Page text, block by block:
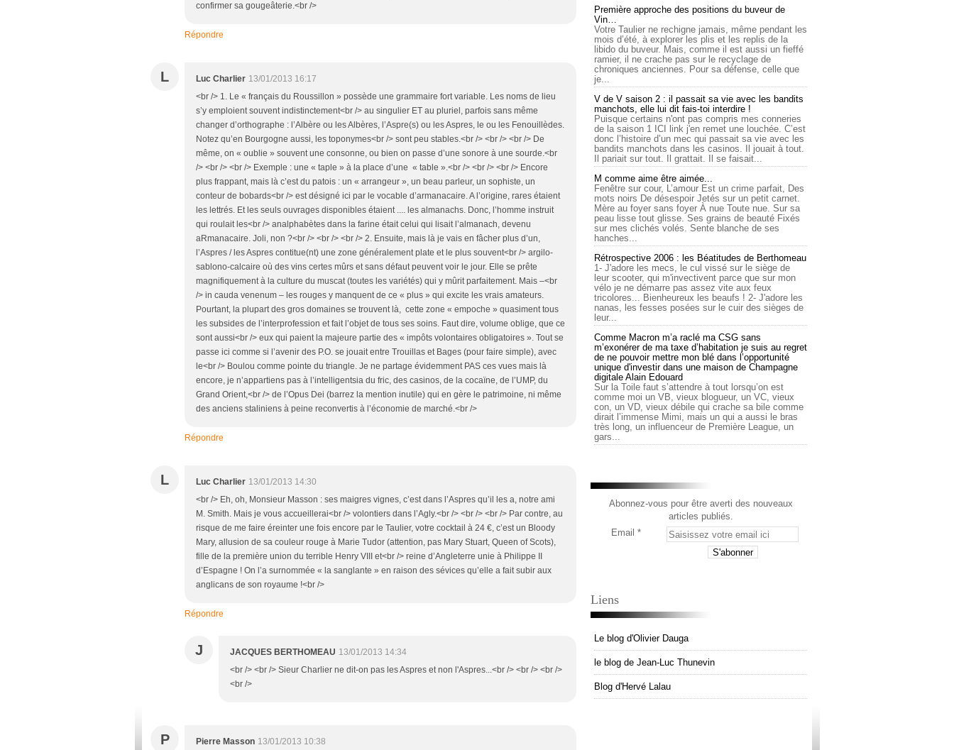
confirmer sa gougeâterie.<br />
Répondre
L Luc Charlier 13/01/2013 16:17
<br /> 1. Le « français du Roussillon » possède une grammaire fort variable. Les noms de lieu
s’y emploient souvent indistinctement<br /> au singulier ET au pluriel, parfois sans même
changer d’orthographe : l’Albère ou les Albères, l’Aspre(s) ou les Aspres, le ou les Fenouillèdes.
Notez qu’en Bourgogne aussi, les toponymes<br /> sont peu stables.<br /> <br /> <br /> De
même, on « oublie » souvent une consonne, ou bien on passe d’une sonore à une sourde.<br
/> <br /> <br /> Exemple : une « taple » à la place d’une « table ».<br /> <br /> <br /> Encore
plus frappant, mais là c’est du patois : un « arrangeur », un beau parleur, un sophiste, un
conteur de bobards<br /> est désigné ici par le vocable d’armanacaire. A l’origine, rares étaient
les lettrés. Et les seuls ouvrages disponibles étaient .... les almanachs. Donc, l’homme instruit
qui roulait les<br /> analphabètes dans la farine était celui qui lisait l’almanach, devenu
aRmanacaire. Joli, non ?<br /> <br /> <br /> 2. Ensuite, mais là je vais en fâcher plus d’un,
l’Aspres / les Aspres contitue(nt) une zone généralement plate et le plus souvent<br /> argilo-
sablono-calcaire où des vins certes mûrs et sans défaut peuvent voir le jour. Elle se prête
magnifiquement à la culture du muscat (toutes les variétés) qui y mûrit parfaitement. Mais –<br
/> in cauda venenum – les rouges y manquent de ce « plus » qui excite les vrais amateurs.
Pourtant, la plupart des gros domaines se trouvent là, cette zone « empoche » quasiment tous
les subsides de l’interprofession et fait l’objet de tous ses soins. Faut dire, volume oblige, que ce
sont aussi<br /> eux qui paient la majeure partie des « impôts volontaires obligatoires ». Tout se
passe ici comme si l’avenir des P.O. se jouait entre Trouillas et Bages (pour faire simple), avec
le<br /> Boulou comme pointe du triangle. Je ne partage évidemment PAS ces vues mais là
encore, je n’appartiens pas à l’intelligentsia du fric, des casinos, de la cocaïne, de l’UMP, du
Grand Orient,<br /> de l’Opus Dei (barrez la mention inutile) qui en gère le patrimoine, ni même
des anciens staliniens à peine reconvertis à l’économie de marché.<br />
Répondre
L Luc Charlier 13/01/2013 14:30
<br /> Eh, oh, Monsieur Masson : ses maigres vignes, c’est dans l’Aspres qu’il les a, notre ami
M. Smith. Mais je vous accueillerai<br /> volontiers dans l’Agly.<br /> <br /> <br /> Par contre, au
risque de me faire éreinter une fois encore par le Taulier, votre cocktail à 24 €, c’est un Bloody
Mary, allusion de sa couleur rouge à Marie Tudor (attention, pas Mary Stuart, Queen of Scots),
fille de la première union du terrible Henry VIII et<br /> reine d’Angleterre unie à Philippe II
d’Espagne ! On l’a surnommée « la sanglante » en raison des sévices qu’elle a fait subir aux
anglicans de son royaume !<br />
Répondre
J JACQUES BERTHOMEAU 13/01/2013 14:34
<br /> <br /> Sieur Charlier ne dit-on pas les Aspres et non l'Aspres...<br /> <br /> <br />
<br />
P Pierre Masson 13/01/2013 10:38
Première approche des positions du buveur de
Vin…
Votre Taulier ne rechigne jamais, même pendant les
mois d’été, à explorer les plis et les replis de la
libido du buveur. Mais, comme il est aussi un fieffé
ramier, il ne crache pas sur le recyclage de
chroniques anciennes. Pour sa défense, celle que
je...
V de V saison 2 : il passait sa vie avec les bandits
manchots, elle lui dit fais-toi interdire !
Puisque certains n'ont pas compris mes conneries
de la saison 1 ICI link j'en remet une louchée. C’est
donc l’histoire d’un mec qui passait sa vie avec les
bandits manchots dans les casinos. Il jouait à tout.
Il pariait sur tout. Il grattait. Il se faisait...
M comme aime être aimée...
Fenêtre sur cour, L’amour Est un crime parfait, Des
mots noirs De désespoir Jetés sur un petit carnet.
Mère au foyer sans foyer À nue Toute nue. Sur sa
peau lisse tout glisse. Ses grains de beauté Fixés
sur mes clichés volés. Sente blanche de ses
hanches...
Rétrospective 2006 : les Béatitudes de Berthomeau
1- J'adore les mecs, le cul vissé sur le siège de
leur scooter, qui m'invectivent parce que sur mon
vélo je ne démarre pas assez vite aux feux
tricolores... Bienheureux les beaufs ! 2- J'adore les
nanas, les fesses posées sur le cuir des sièges de
leur...
Comme Macron m’a raclé ma CSG sans
m’exonérer de ma taxe d’habitation je suis au regret
de ne pouvoir mettre mon blé dans l’opportunité
unique d'investir dans une maison de Champagne
digitale Alain Edouard
Sur la Toile faut s’attendre à tout lorsqu’on est
comme moi un VB, vieux blogueur, un VC, vieux
con, un VD, vieux débile qui crache sa bile comme
dirait l’immense Mimi, mais un qui a aussi le bras
très long, un influenceur de Première League, un
gars...
Abonnez-vous pour être averti des nouveaux
articles publiés.
Email
Liens
Le blog d'Olivier Dauga
le blog de Jean-Luc Thunevin
Blog d'Hervé Lalau